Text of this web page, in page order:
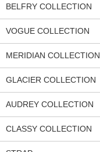
BELFRY COLLECTION
VOGUE COLLECTION
MERIDIAN COLLECTION
GLACIER COLLECTION
AUDREY COLLECTION
CLASSY COLLECTION